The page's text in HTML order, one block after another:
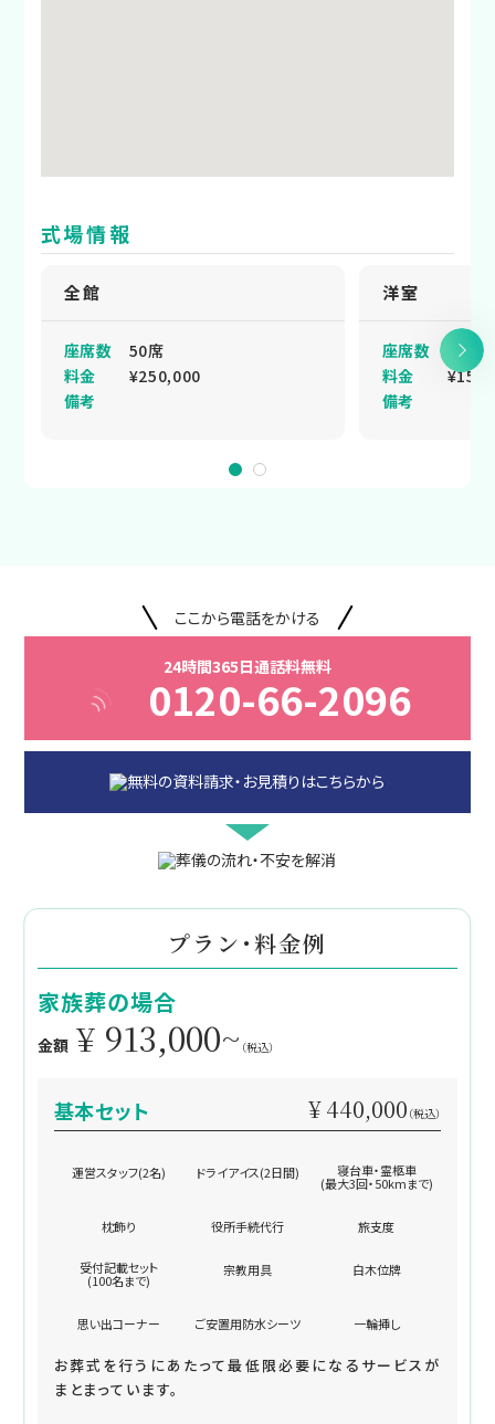
式場情報
全館
座席数
50席
料金
¥250,000
備考
洋室
座席数
36席
料金
備考
ここから電話をかける
24時間365日通話料無料
0120-66-2096
プラン・料金例
家族葬の場合
金額 ¥ 913,000~ （税込）
基本セット ¥ 440,000 （税込）
運営スタッフ(2名) ドライアイス(2日間) 寝台車・霊柩車
(最大3回・50kmまで)
枕飾り 役所手続代行 旅支度
受付記載セット
(100名まで)
宗教用具 白木位牌
思い出コーナー ご安置用防水シーツ 一輪挿し
お葬式を行うにあたって最低限必要になるサービスが
まとまっています。